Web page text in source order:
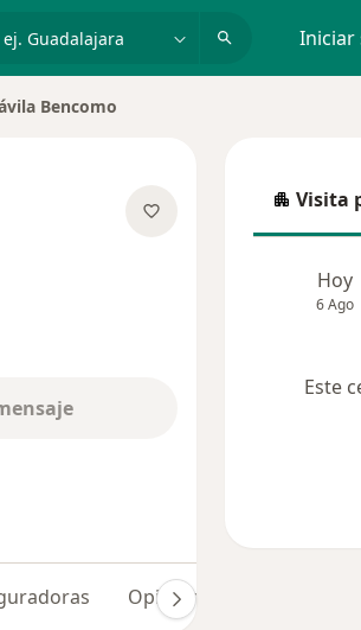
Iniciar
Bencomo
Opiniones (100)
Visita
Visita
Hoy
6 Ago
Este